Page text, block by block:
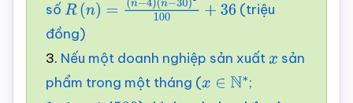
số R(n)= (n −4)
(n−
(triệu
đồng)
3. Nếu một doanh nghiệp sản xuấtx sản
phẩm trong một tháng (x∈N ∗ ;